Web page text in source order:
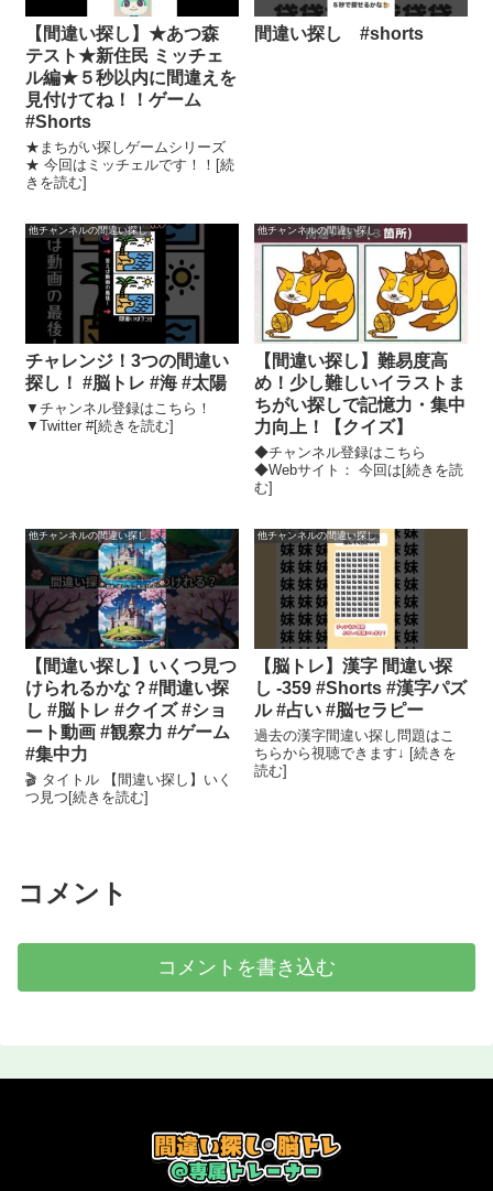
【間違い探し】★あつ森
テスト★新住民 ミッチェ
ル編★５秒以内に間違えを
見付けてね！！ゲーム
#Shorts
★まちがい探しゲームシリーズ
★ 今回はミッチェルです！！[続
きを読む]
間違い探し #shorts
他チャンネルの間違い探し
チャレンジ！3つの間違い
探し！ #脳トレ #海 #太陽
▼チャンネル登録はこちら！
▼Twitter #[続きを読む]
他チャンネルの間違い探し
【間違い探し】難易度高
め！少し難しいイラストま
ちがい探しで記憶力・集中
力向上！【クイズ】
◆チャンネル登録はこちら
◆Webサイト： 今回は[続きを読
む]
他チャンネルの間違い探し
【間違い探し】いくつ見つ
けられるかな？#間違い探
し #脳トレ #クイズ #ショ
ート動画 #観察力 #ゲーム
#集中力
🎬 タイトル 【間違い探し】いく
つ見つ[続きを読む]
他チャンネルの間違い探し
【脳トレ】漢字 間違い探
し -359 #Shorts #漢字パズ
ル #占い #脳セラピー
過去の漢字間違い探し問題はこ
ちらから視聴できます↓ [続きを
読む]
コメント
コメントを書き込む